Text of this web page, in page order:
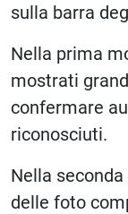
sulla barra
Nella prima
mostrati
confermare
riconosciuti.
Nella
delle foto